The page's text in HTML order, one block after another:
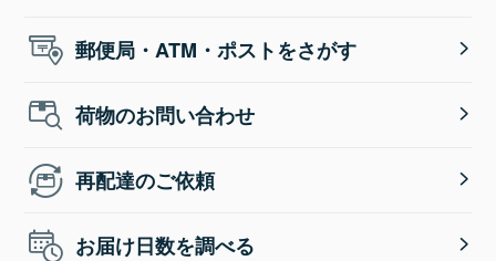
郵便局・ATM・ポストをさがす
荷物のお問い合わせ
再配達のご依頼
お届け日数を調べる